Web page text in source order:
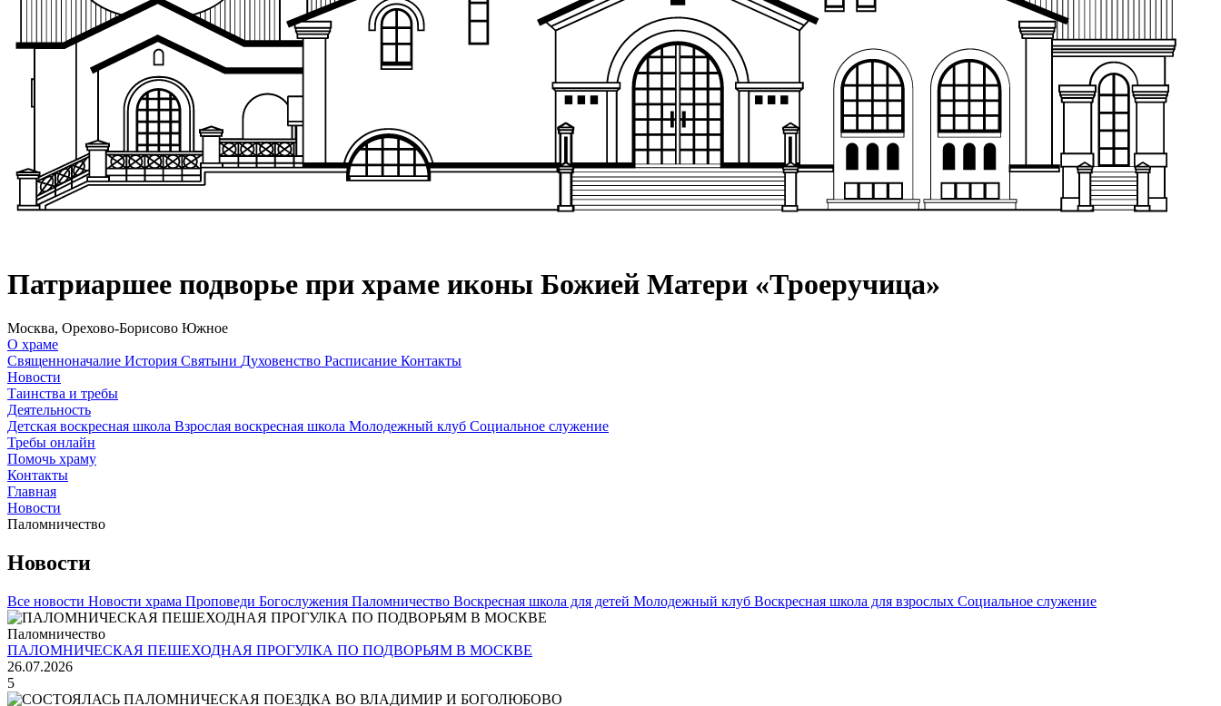
Патриаршее подворье при храме иконы Божией Матери «Троеручица»
Москва, Орехово-Борисово Южное
О храме
Священноначалие История Святыни Духовенство Расписание Контакты
Новости
Таинства и требы
Деятельность
Детская воскресная школа Взрослая воскресная школа Молодежный клуб Социальное служение
Требы онлайн
Помочь храму
Контакты
Главная
Новости
Паломничество
Новости
Все новости Новости храма Проповеди Богослужения Паломничество Воскресная школа для детей Молодежный клуб Воскресная школа для взрослых Социальное служение
Паломничество
ПАЛОМНИЧЕСКАЯ ПЕШЕХОДНАЯ ПРОГУЛКА ПО ПОДВОРЬЯМ В МОСКВЕ
26.07.2026
5